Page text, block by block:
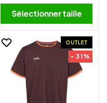
Sélectionner taille
OUTLET
- 31%